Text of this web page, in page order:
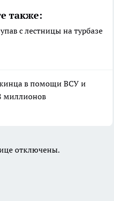
также:
с лестницы на турбазе
в помощи ВСУ и
миллионов
отключены.